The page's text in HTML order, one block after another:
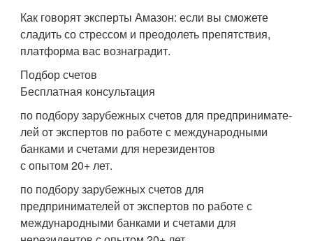
Как говорят эксперты Амазон: если вы сможете
сладить со стрессом и преодолеть препятствия,
платформа вас вознаградит.
Подбор счетов
Бесплатная консультация
по подбору зарубежных счетов для предпринимате-
лей от экспертов по работе с международными
банками и счетами для нерезидентов
с опытом 20+ лет.
по подбору зарубежных счетов для
предпринимателей от экспертов по работе с
международными банками и счетами для